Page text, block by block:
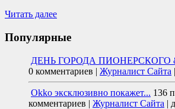
Читать далее
Популярные
ДЕНЬ ГОРОДА ПИОНЕРСКОГО
0 комментариев | Журналист Сайта |
Okko эксклюзивно покажет... 136
комментариев | Журналист Сайта |